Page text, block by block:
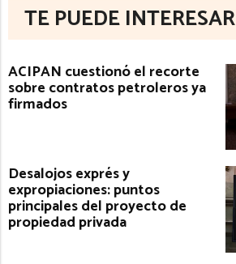
TE PUEDE INTERESAR
ACIPAN cuestionó el recorte
sobre contratos petroleros ya
firmados
Desalojos exprés y
expropiaciones: puntos
principales del proyecto de
propiedad privada